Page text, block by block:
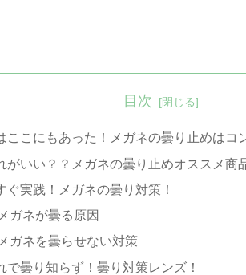
目次
ここにもあった！メガネの曇り止めはコ
がいい？？メガネの曇り止めオススメ商
ぐ実践！メガネの曇り対策！
メガネが曇る原因
メガネを曇らせない対策
で曇り知らず！曇り対策レンズ！